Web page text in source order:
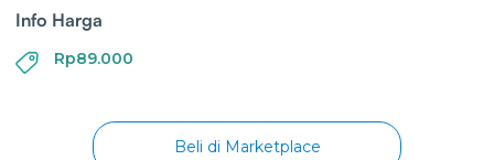
Info Harga
Rp89.000
Beli di Marketplace